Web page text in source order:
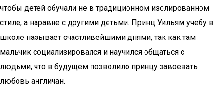
чтобы детей обучали не в традиционном изолированном
стиле, а наравне с другими детьми. Принц Уильям учебу в
школе называет счастливейшими днями, так как там
мальчик социализировался и научился общаться с
людьми, что в будущем позволило принцу завоевать
любовь англичан.